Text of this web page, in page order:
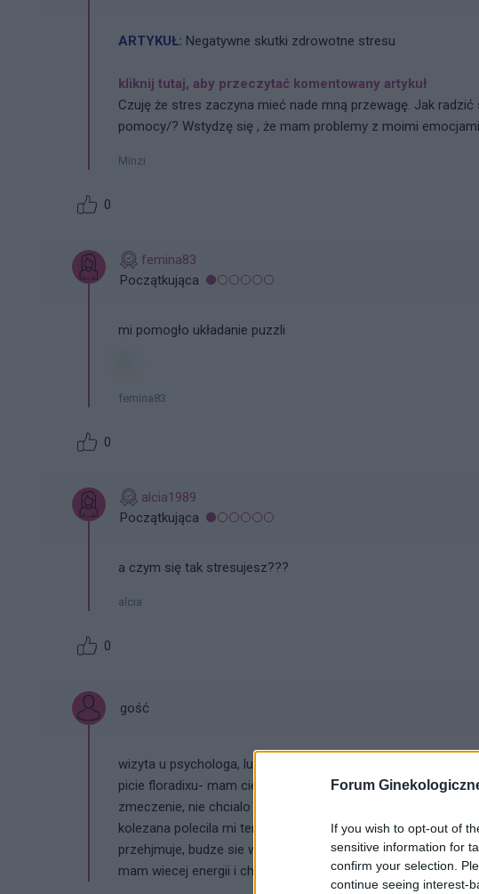
Forum
If you wish to opt-out of
sensitive information for
confirm your selection.
continue seeing interest-
ARTYKUŁ: Negatywne skutki zdrowotne stresu
kliknij tutaj, aby przeczytać komentowany artykuł
Czuję że stres zaczyna mieć nade mną przewagę. Jak
pomocy/? Wstydzę się , że mam problemy z moimi
Minzi
0
femina83
Początkująca
mi pomogło układanie puzzli
femina83
0
alcia1989
Początkująca
a czym się tak stresujesz???
alcia
0
gość
wizyta u psychologa, lub przynajmniej rozmowa z kims
picie floradixu- mam ciężką stresującą pracę , z czasem
zmeczenie, nie chcialo mi sie wstac z lozka, brak energi i
kolezana polecila mi ten floradix i od tegpo momentu go
przehjmuje, budze sie wyspana, choc spie tyle co
mam wiecej energii i chęci do zalatwiania spraw